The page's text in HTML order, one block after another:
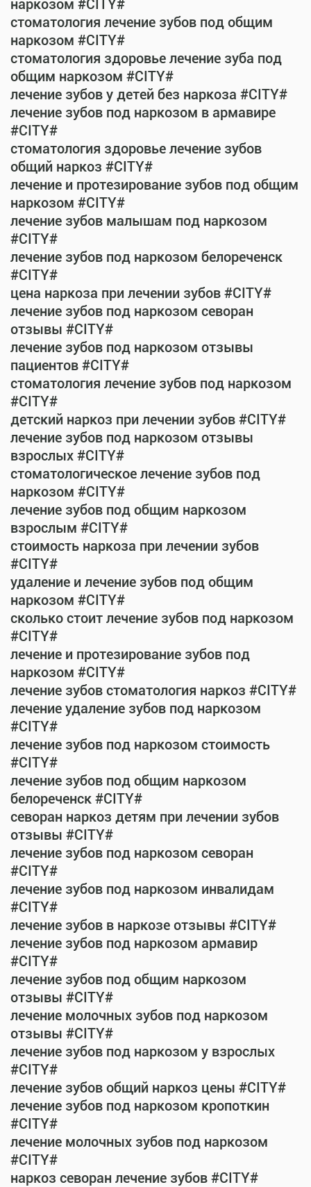
наркозом #CITY#
стоматология лечение зубов под общим
наркозом #CITY#
стоматология здоровье лечение зуба под
общим наркозом #CITY#
лечение зубов у детей без наркоза #CITY#
лечение зубов под наркозом в армавире
#CITY#
стоматология здоровье лечение зубов
общий наркоз #CITY#
лечение и протезирование зубов под общим
наркозом #CITY#
лечение зубов малышам под наркозом
#CITY#
лечение зубов под наркозом белореченск
#CITY#
цена наркоза при лечении зубов #CITY#
лечение зубов под наркозом севоран
отзывы #CITY#
лечение зубов под наркозом отзывы
пациентов #CITY#
стоматология лечение зубов под наркозом
#CITY#
детский наркоз при лечении зубов #CITY#
лечение зубов под наркозом отзывы
взрослых #CITY#
стоматологическое лечение зубов под
наркозом #CITY#
лечение зубов под общим наркозом
взрослым #CITY#
стоимость наркоза при лечении зубов
#CITY#
удаление и лечение зубов под общим
наркозом #CITY#
сколько стоит лечение зубов под наркозом
#CITY#
лечение и протезирование зубов под
наркозом #CITY#
лечение зубов стоматология наркоз #CITY#
лечение удаление зубов под наркозом
#CITY#
лечение зубов под наркозом стоимость
#CITY#
лечение зубов под общим наркозом
белореченск #CITY#
севоран наркоз детям при лечении зубов
отзывы #CITY#
лечение зубов под наркозом севоран
#CITY#
лечение зубов под наркозом инвалидам
#CITY#
лечение зубов в наркозе отзывы #CITY#
лечение зубов под наркозом армавир
#CITY#
лечение зубов под общим наркозом
отзывы #CITY#
лечение молочных зубов под наркозом
отзывы #CITY#
лечение зубов под наркозом у взрослых
#CITY#
лечение зубов общий наркоз цены #CITY#
лечение зубов под наркозом кропоткин
#CITY#
лечение молочных зубов под наркозом
#CITY#
наркоз севоран лечение зубов #CITY#